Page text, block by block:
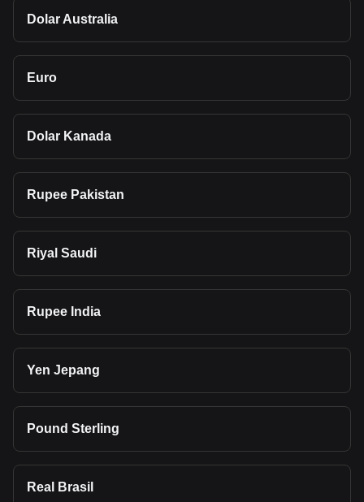
Dolar Australia
Euro
Dolar Kanada
Rupee Pakistan
Riyal Saudi
Rupee India
Yen Jepang
Pound Sterling
Real Brasil